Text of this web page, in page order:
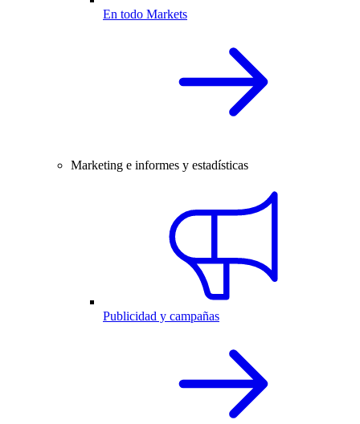
En todo Markets
Marketing e informes y estadísticas
Publicidad y campañas